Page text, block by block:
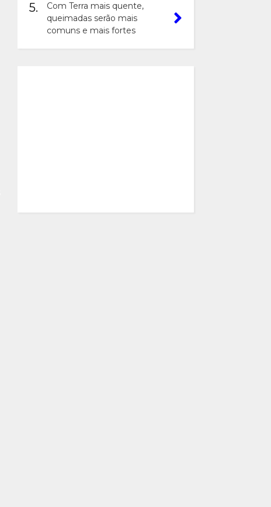
5.
Com Terra mais quente,
queimadas serão mais
comuns e mais fortes